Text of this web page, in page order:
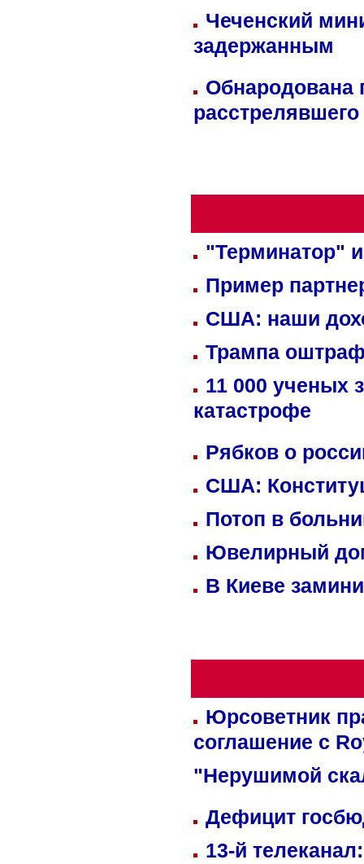
Чеченский
задержанным
Обнародована
"Терминатор"
Пример
США: наши
Трампа
11 000 ученых
катастрофе
Рябков о
США:
Потоп в
Ювелирный
В Киеве
Юрсоветник
соглашение с
"Нерушимой
Дефицит
13-й